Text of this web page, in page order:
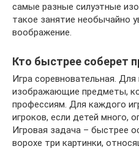
самые разные силуэтные
такое занятие необычайно
воображение.
Кто быстрее соберет
Игра соревновательная.
изображающие предметы,
профессиям. Для каждого
игроков, если детей много,
Игровая задача – быстрее
ворохе три картинки,